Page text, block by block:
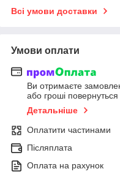
Всі умови доставки
Умови оплати
Ви отримаєте
або гроші
Детальніше
Оплатити частинами
Післяплата
Оплата на рахунок